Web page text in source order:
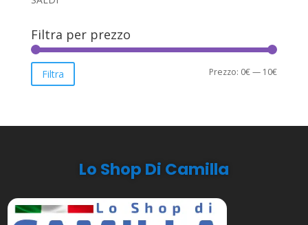
Filtra per prezzo
Prezzo
Prezzo
Filtra Prezzo: 0€— 10€
Lo Shop Di Camilla